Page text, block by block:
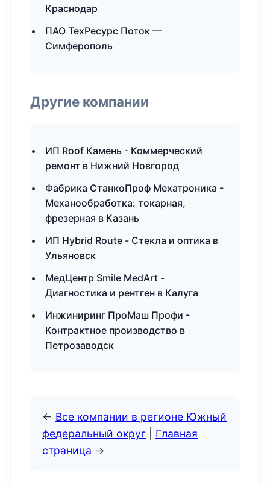
Краснодар
ПАО ТехРесурс Поток —
Симферополь
Другие компании
ИП Roof Камень - Коммерческий
ремонт в Нижний Новгород
Фабрика СтанкоПроф Мехатроника -
Механообработка: токарная,
фрезерная в Казань
ИП Hybrid Route - Стекла и оптика в
Ульяновск
МедЦентр Smile MedArt -
Диагностика и рентген в Калуга
Инжиниринг ПроМаш Профи -
Контрактное производство в
Петрозаводск
← Все компании в регионе Южный
федеральный округ
Главная
страница →